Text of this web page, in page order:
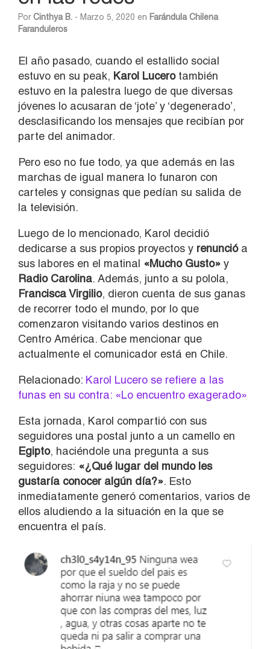
PorCinthya B. - Marzo 5, 2020 en Farándula Chilena
Faranduleros
El año pasado, cuando el estallido social
estuvo en su peak, Karol Lucerotambién
estuvo en la palestra luego de que diversas
jóvenes lo acusaran de ‘jote’ y ‘degenerado’,
desclasificando los mensajes que recibían por
parte del animador.
Pero eso no fue todo, ya que además en las
marchas de igual manera lo funaron con
carteles y consignas que pedían su salida de
la televisión.
Luego de lo mencionado, Karol decidió
dedicarse a sus propios proyectos y renuncióa
sus labores en el matinal «Mucho Gusto» y
Radio Carolina. Además, junto a su polola,
Francisca Virgilio, dieron cuenta de sus ganas
de recorrer todo el mundo, por lo que
comenzaron visitando varios destinos en
Centro América. Cabe mencionar que
actualmente el comunicador está en Chile.
Relacionado: Karol Lucero se refiere a las
funas en su contra: «Lo encuentro exagerado»
Esta jornada, Karol compartió con sus
seguidores una postal junto a un camello en
Egipto, haciéndole una pregunta a sus
seguidores: «¿Qué lugar del mundo les
gustaría conocer algún día?». Esto
inmediatamente generó comentarios, varios de
ellos aludiendo a la situación en la que se
encuentra el país.